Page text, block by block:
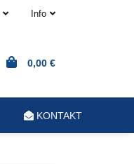
Info
0,00 €
KONTAKT